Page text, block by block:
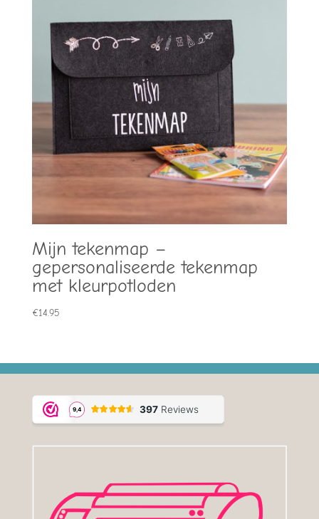
Mijn tekenmap –
gepersonaliseerde tekenmap
met kleurpotloden
€14.95